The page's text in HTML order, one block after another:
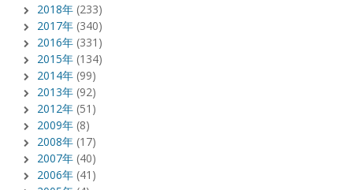
2018年 (233)
2017年 (340)
2016年 (331)
2015年 (134)
2014年 (99)
2013年 (92)
2012年 (51)
2009年 (8)
2008年 (17)
2007年 (40)
2006年 (41)